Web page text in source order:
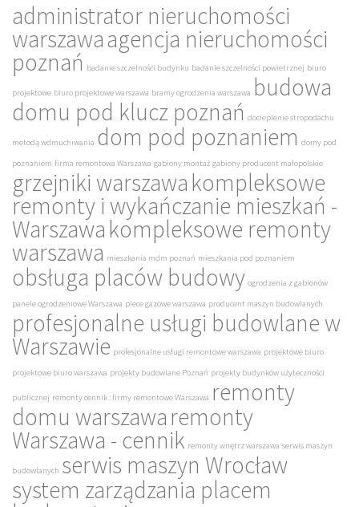
administrator nieruchomości
warszawaagencja nieruchomości
poznań badanie szczelności budynku badanie szczelności powietrznej biuro
projektowe biuro projektowe warszawa bramy ogrodzenia warszawa budowa
domu pod klucz poznań docieplenie stropodachu
metodą wdmuchiwania dom pod poznaniem domy pod
poznaniem firma remontowa Warszawa gabiony montaż gabiony producent małopolskie
grzejniki warszawakompleksowe
remonty i wykańczanie mieszkań -
Warszawakompleksowe remonty
warszawa mieszkania mdm poznań mieszkania pod poznaniem
obsługa placów budowy ogrodzenia z gabionów
panele ogrodzeniowe Warszawa piece gazowe warszawa producent maszyn budowlanych
profesjonalne usługi budowlane w
Warszawie profesjonalne usługi remontowe warszawa projektowe biuro
projektowe biuro warszawa projekty budowlane Poznań projekty budynków użyteczności
publicznej remonty cennik : firmy remontowe Warszawa remonty
domu warszawaremonty
Warszawa - cennik remonty wnętrz warszawa serwis maszyn
budowlanych serwis maszyn Wrocław
system zarządzania placem